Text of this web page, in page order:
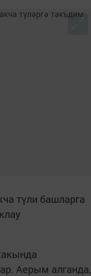
түли башларга
Аерым алганда,